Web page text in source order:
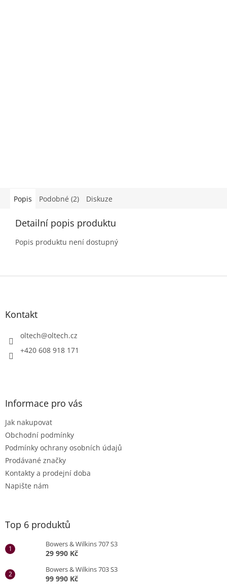
Popis Podobné (2) Diskuze
Detailní popis produktu
Popis produktu není dostupný
Z
Kontakt
oltech@oltech.cz
+420 608 918 171
Informace pro vás
Jak nakupovat
Obchodní podmínky
Podmínky ochrany osobních údajů
Prodávané značky
Kontakty a prodejní doba
Napište nám
Top 6 produktů
Bowers & Wilkins 707 S3
29 990 Kč
Bowers & Wilkins 703 S3
99 990 Kč